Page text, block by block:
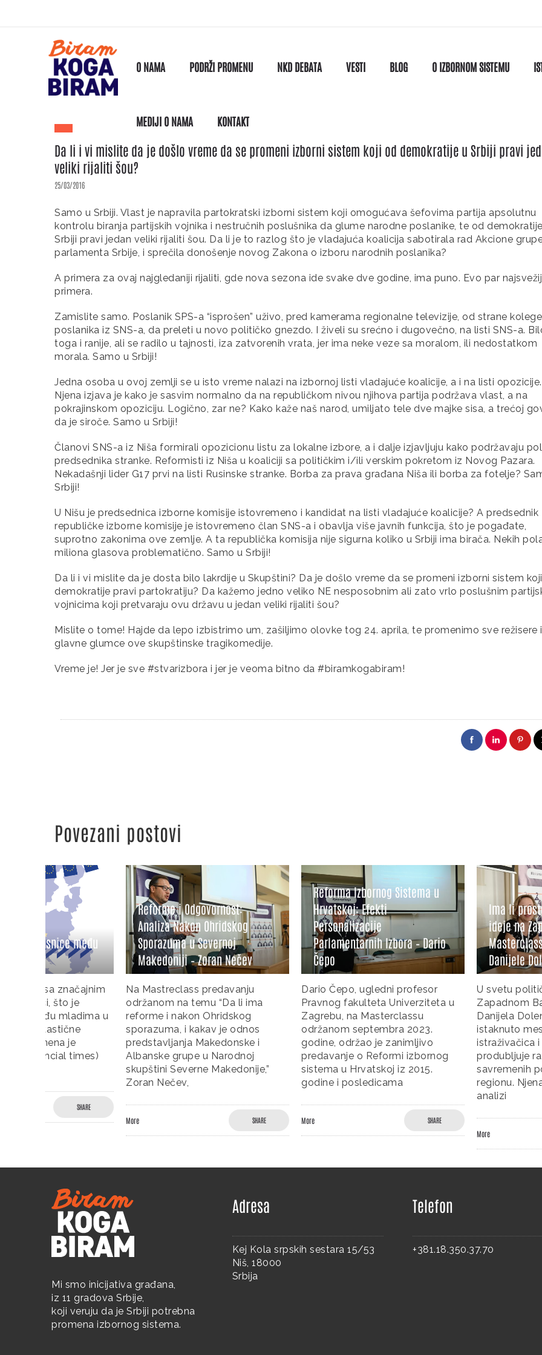
O NAMA PODRŽI PROMENU NKD DEBATA VESTI BLOG O IZBORNOM SISTEMU
MEDIJI O NAMA KONTAKT
Da li i vi mislite da je došlo vreme da se promeni izborni sistem koji od demokratije u Srbiji pravi
veliki rijaliti šou?
25/03/2016
Samo u Srbiji. Vlast je napravila partokratski izborni sistem koji omogućava šefovima partija apsolutnu
kontrolu biranja partijskih vojnika i nestručnih poslušnika da glume narodne poslanike, te od
Srbiji pravi jedan veliki rijaliti šou. Da li je to razlog što je vladajuća koalicija sabotirala rad Akcione
parlamenta Srbije, i sprečila donošenje novog Zakona o izboru narodnih poslanika?
A primera za ovaj najgledaniji rijaliti, gde nova sezona ide svake dve godine, ima puno. Evo par
primera.
Zamislite samo. Poslanik SPS-a “isprošen” uživo, pred kamerama regionalne televizije, od strane kolege
poslanika iz SNS-a, da preleti u novo političko gnezdo. I živeli su srećno i dugovečno, na listi SNS-a.
toga i ranije, ali se radilo u tajnosti, iza zatvorenih vrata, jer ima neke veze sa moralom, ili nedostatkom
morala. Samo u Srbiji!
Jedna osoba u ovoj zemlji se u isto vreme nalazi na izbornoj listi vladajuće koalicije, a i na listi opozicije.
Njena izjava je kako je sasvim normalno da na republičkom nivou njihova partija podržava vlast, a na
pokrajinskom opoziciju. Logično, zar ne? Kako kaže naš narod, umiljato tele dve majke sisa, a trećoj
da je siroče. Samo u Srbiji!
Članovi SNS-a iz Niša formirali opozicionu listu za lokalne izbore, a i dalje izjavljuju kako podržavaju
predsednika stranke. Reformisti iz Niša u koaliciji sa političkim i/ili verskim pokretom iz Novog Pazara.
Nekadašnji lider G17 prvi na listi Rusinske stranke. Borba za prava građana Niša ili borba za fotelje?
Srbiji!
U Nišu je predsednica izborne komisije istovremeno i kandidat na listi vladajuće koalicije? A predsednik
republičke izborne komisije je istovremeno član SNS-a i obavlja više javnih funkcija, što je pogađate,
suprotno zakonima ove zemlje. A ta republička komisija nije sigurna koliko u Srbiji ima birača. Nekih
miliona glasova problematično. Samo u Srbiji!
Da li i vi mislite da je dosta bilo lakrdije u Skupštini? Da je došlo vreme da se promeni izborni sistem
demokratije pravi partokratiju? Da kažemo jedno veliko NE nesposobnim ali zato vrlo poslušnim
vojnicima koji pretvaraju ovu državu u jedan veliki rijaliti šou?
Mislite o tome! Hajde da lepo izbistrimo um, zašiljimo olovke tog 24. aprila, te promenimo sve režisere i
glavne glumce ove skupštinske tragikomedije.
Vreme je! Jer je sve #stvarizbora i jer je veoma bitno da #biramkogabiram!
Povezani postovi
Reforme i Odgovornost:
Analiza Nakon Ohridskog
Sporazuma u Severnoj
Makedoniji – Zoran Nečev
Na Mastreclass predavanju
održanom na temu “Da li ima
reforme i nakon Ohridskog
sporazuma, i kakav je odnos
predstavljanja Makedonske i
Albanske grupe u Narodnoj
skupštini Severne Makedonije,”
More
Reforma Izbornog Sistema u
Hrvatskoj: Efekti
Personalizacije
Parlamentarnih Izbora – Dario
Čepo
Dario Čepo, ugledni profesor
Pravnog fakulteta Univerziteta u
Zagrebu, na Masterclassu
održanom septembra 2023.
godine, održao je zanimljivo
predavanje o Reformi izbornog
sistema u Hrvatskoj iz 2015.
godine i posledicama
Ima li prostora za zeleno-
ideje na Zapadnom Balkanu
Masterclass predavanje
Danijele Dolenec
U svetu političkih previranja
Zapadnom Balkanu,
Danijela Dolenec zauzima
istaknuto mesto kao ugledna
istraživačica i predavačica
produbljuje razumevanje
savremenih političkih
regionu. Njena posvećenost
More
Mi smo inicijativa građana,
iz 11 gradova Srbije,
koji veruju da je Srbiji potrebna
promena izbornog sistema.
Adresa
Kej Kola srpskih sestara 15/53
Niš, 18000
Srbija
Telefon
+381.18.350.37.70